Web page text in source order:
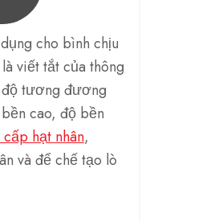
cho bình chịu
viết tắt của thông
độ tương đương
cao, độ bền
hạt nhân,
và để chế tạo lò